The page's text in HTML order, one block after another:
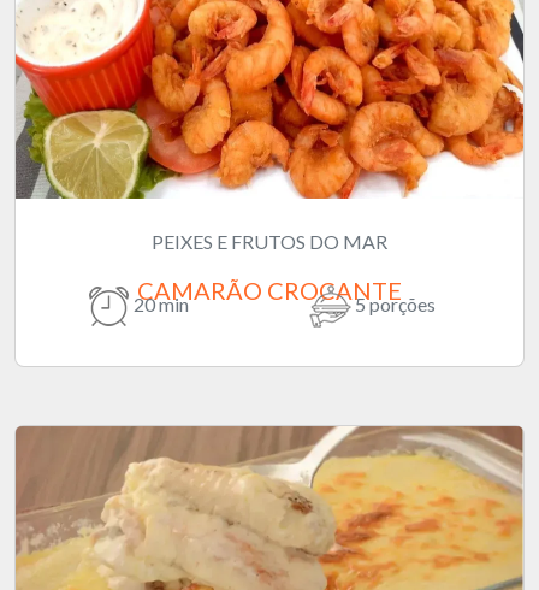
PEIXES E FRUTOS DO MAR
CAMARÃO CROCANTE
20 min 5 porções